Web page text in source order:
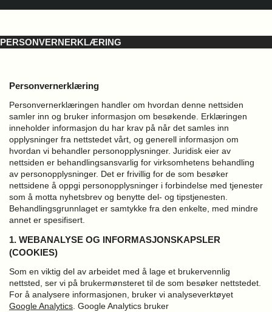
PERSONVERNERKLÆRING
Personvernerklæring
Personvernerklæringen handler om hvordan denne nettsiden
samler inn og bruker informasjon om besøkende. Erklæringen
inneholder informasjon du har krav på når det samles inn
opplysninger fra nettstedet vårt, og generell informasjon om
hvordan vi behandler personopplysninger. Juridisk eier av
nettsiden er behandlingsansvarlig for virksomhetens behandling
av personopplysninger. Det er frivillig for de som besøker
nettsidene å oppgi personopplysninger i forbindelse med tjenester
som å motta nyhetsbrev og benytte del- og tipstjenesten.
Behandlingsgrunnlaget er samtykke fra den enkelte, med mindre
annet er spesifisert.
1. WEBANALYSE OG INFORMASJONSKAPSLER
(COOKIES)
Som en viktig del av arbeidet med å lage et brukervennlig
nettsted, ser vi på brukermønsteret til de som besøker nettstedet.
For å analysere informasjonen, bruker vi analyseverktøyet
Google Analytics Google Analytics bruker